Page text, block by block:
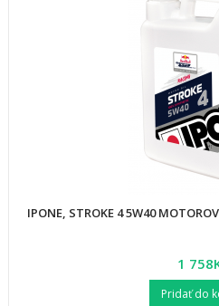
IPONE, STROKE 4 5W40
1
Pridať do